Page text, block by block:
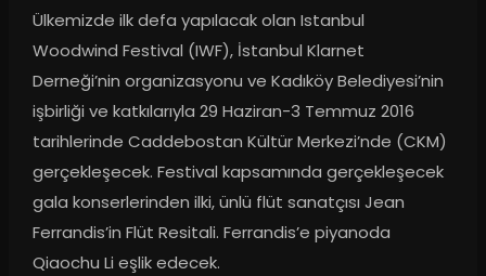
Ülkemizde ilk defa yapılacak olan Istanbul
Woodwind Festival (IWF), İstanbul Klarnet
Derneği’nin organizasyonu ve Kadıköy Belediyesi’nin
işbirliği ve katkılarıyla 29 Haziran-3 Temmuz 2016
tarihlerinde Caddebostan Kültür Merkezi’nde (CKM)
gerçekleşecek. Festival kapsamında gerçekleşecek
gala konserlerinden ilki, ünlü flüt sanatçısı Jean
Ferrandis’in Flüt Resitali. Ferrandis’e piyanoda
Qiaochu Li eşlik edecek.